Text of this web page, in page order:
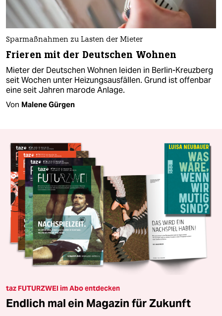
Sparmaßnahmen zu Lasten der Mieter
Frieren mit der Deutschen Wohnen
Mieter der Deutschen Wohnen leiden in Berlin-Kreuzberg
seit Wochen unter Heizungsausfällen. Grund ist offenbar
eine seit Jahren marode Anlage.
Von Malene Gürgen
taz FUTURZWEI im Abo entdecken
Endlich mal ein Magazin für Zukunft